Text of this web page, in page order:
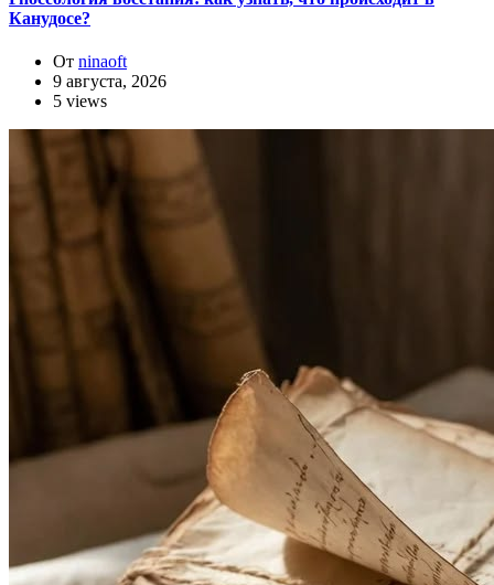
Канудосе?
От ninaoft
9 августа, 2026
5 views